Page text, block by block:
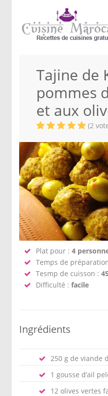
Tajine de
pommes
et aux
(2
Plat pour : 4
Temps de
Tesmp de cuisson :
Difficulté : facile
Ingrédients
250 g de viande
1 gousse d’ail
12 olives vertes